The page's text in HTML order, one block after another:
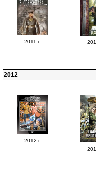
2011 г.
2012
2012 г.